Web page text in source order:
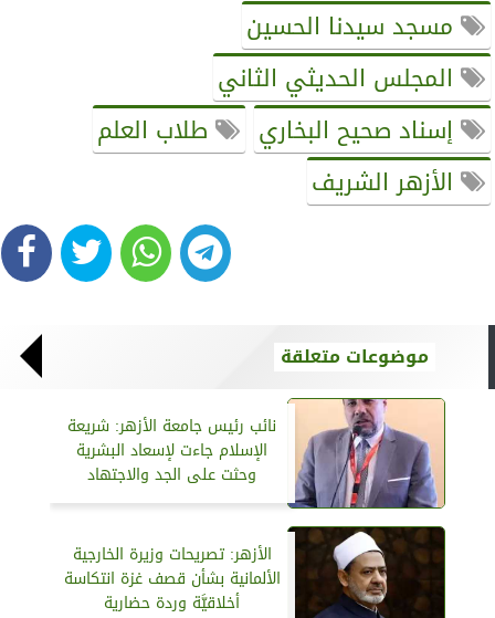
مسجد سيدنا الحسين
المجلس الحديثي الثاني
إسناد صحيح البخاري
طلاب العلم
الأزهر الشريف
موضوعات متعلقة
نائب رئيس جامعة الأزهر: شريعة
الإسلام جاءت لإسعاد البشرية
وحثت على الجد والاجتهاد
الأزهر: تصريحات وزيرة الخارجية
الألمانية بشأن قصف غزة انتكاسة
أخلاقيَّة وردة حضارية